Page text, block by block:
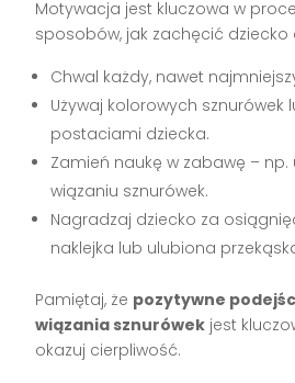
Motywacja jest kluczowa w
sposobów, jak zachęcić dziecko
Chwal każdy, nawet
Używaj kolorowych sznurówek
postaciami dziecka.
Zamień naukę w zabawę –
wiązaniu sznurówek.
Nagradzaj dziecko za
naklejka lub ulubiona
Pamiętaj, że pozytywne
wiązania sznurówek jest
okazuj cierpliwość.